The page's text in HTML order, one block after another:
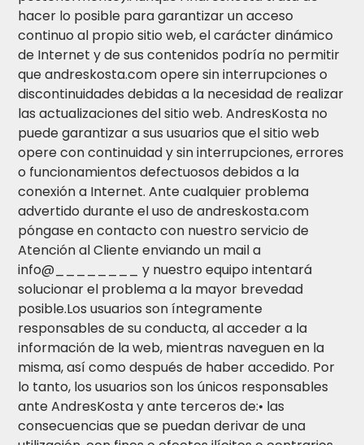
hacer lo posible para garantizar un acceso
continuo al propio sitio web, el carácter dinámico
de Internet y de sus contenidos podría no permitir
que andreskosta.com opere sin interrupciones o
discontinuidades debidas a la necesidad de realizar
las actualizaciones del sitio web. AndresKosta no
puede garantizar a sus usuarios que el sitio web
opere con continuidad y sin interrupciones, errores
o funcionamientos defectuosos debidos a la
conexión a Internet. Ante cualquier problema
advertido durante el uso de andreskosta.com
póngase en contacto con nuestro servicio de
Atención al Cliente enviando un mail a
info@________ y nuestro equipo intentará
solucionar el problema a la mayor brevedad
posible.Los usuarios son íntegramente
responsables de su conducta, al acceder a la
información de la web, mientras naveguen en la
misma, así como después de haber accedido. Por
lo tanto, los usuarios son los únicos responsables
ante AndresKosta y ante terceros de:• las
consecuencias que se puedan derivar de una